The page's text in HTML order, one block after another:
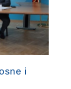
i